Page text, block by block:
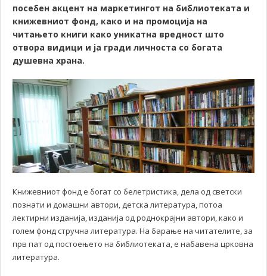
посебен акцент на маркетингот на библиотеката и
книжевниот фонд, како и на промоција на
читањето книги како уникатна вредност што
отвора видици и ја гради личноста со богата
душевна храна.
Книжевниот фонд е богат со белетристика, дела од светски
познати и домашни автори, детска литература, потоа
лектирни изданија, изданија од роднокрајни автори, како и
голем фонд стручна литература. На барање на читателите, за
прв пат од постоењето на библиотеката, е набавена црковна
литература.